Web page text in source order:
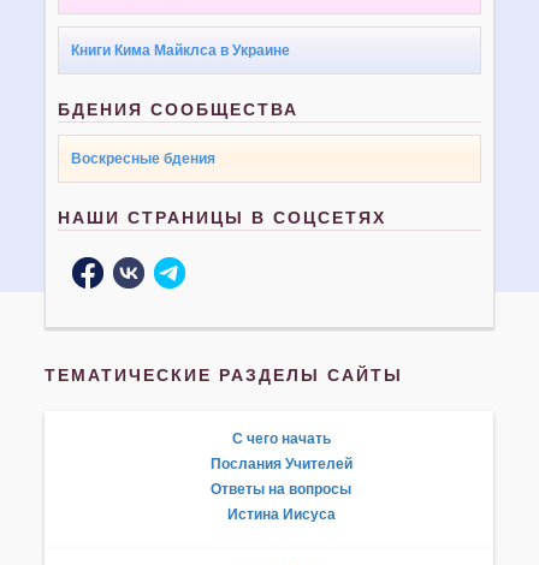
Книги Кима Майклса в Украине
БДЕНИЯ СООБЩЕСТВА
Воскресные бдения
НАШИ СТРАНИЦЫ В СОЦСЕТЯХ
ТЕМАТИЧЕСКИЕ РАЗДЕЛЫ САЙТЫ
С чего начать
Послания Учителей
Ответы на вопросы
Истина Иисуса